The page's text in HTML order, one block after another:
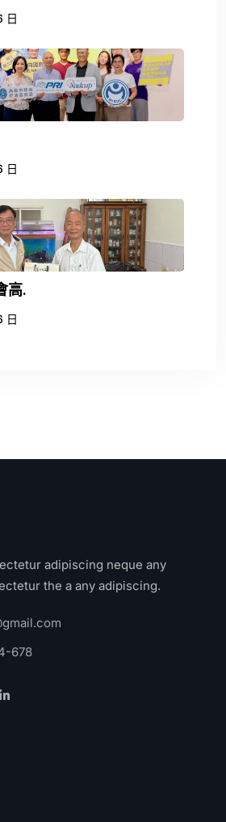
日
日
高.
日
adipiscing neque any
the a any adipiscing.
678